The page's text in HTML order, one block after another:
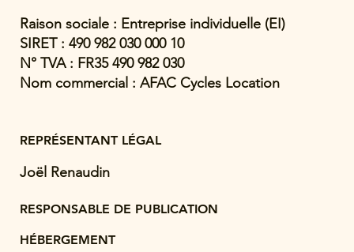
Raison sociale : Entreprise individuelle (EI)
SIRET : 490 982 030 000 10
N° TVA : FR35 490 982 030
Nom commercial : AFAC Cycles Location
REPRÉSENTANT LÉGAL
Joël Renaudin
RESPONSABLE DE PUBLICATION
HÉBERGEMENT